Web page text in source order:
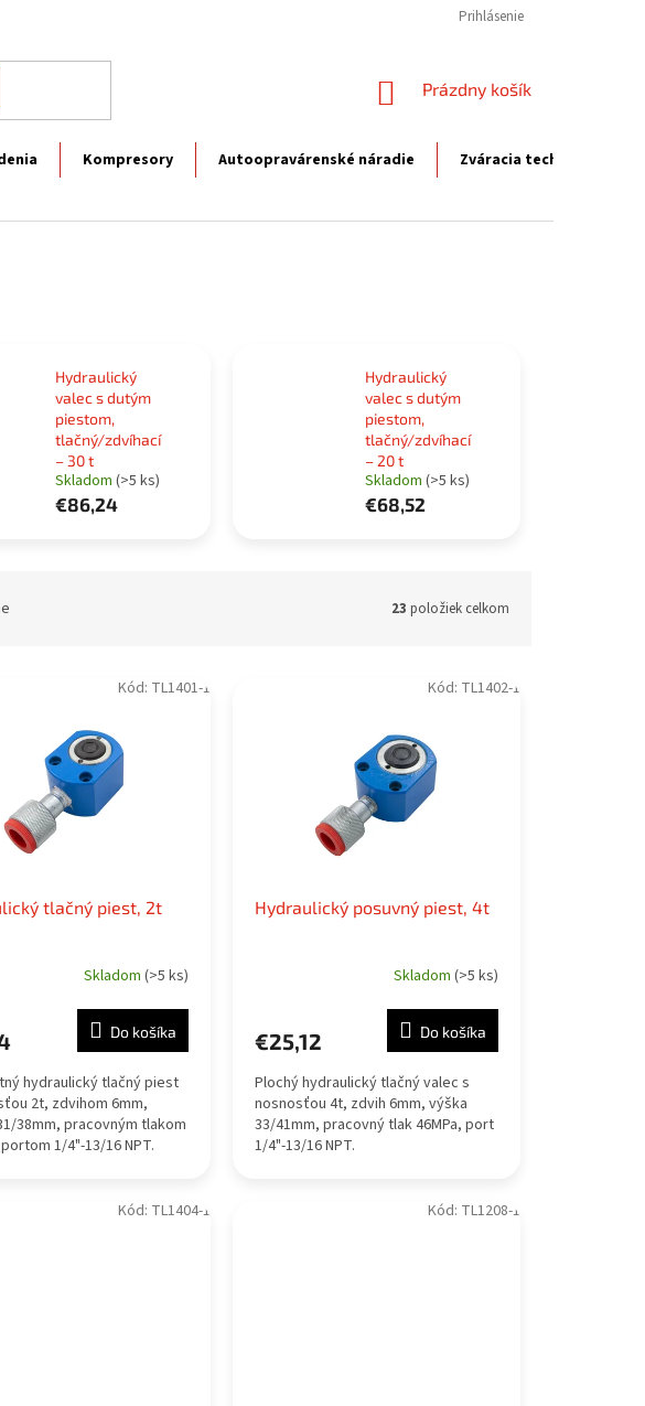
Prihlásenie
NÁKUPNÝ
Prázdny košík
Kompresory Autoopravárenské náradie Zváracia technika
Hydraulický
valec s dutým
piestom,
tlačný/zdvíhací
– 30 t
Skladom (>5 ks)
€86,24
Hydraulický
valec s dutým
piestom,
tlačný/zdvíhací
– 20 t
Skladom (>5 ks)
€68,52
23 položiek celkom
tlačný piest, 2t
Skladom (>5 ks)
Do košíka
hydraulický tlačný piest
2t, zdvihom 6mm,
38mm, pracovným tlakom
portom 1/4"-13/16 NPT.
Kód: TL1401-1
Hydraulický posuvný piest, 4t
Skladom (>5 ks)
€25,12 Do košíka
Plochý hydraulický tlačný valec s
nosnosťou 4t, zdvih 6mm, výška
33/41mm, pracovný tlak 46MPa, port
1/4"-13/16 NPT.
Kód: TL1402-1
Kód: TL1404-1 Kód: TL1208-1